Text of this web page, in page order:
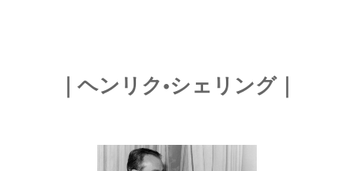
｜ヘンリク•シェリング｜